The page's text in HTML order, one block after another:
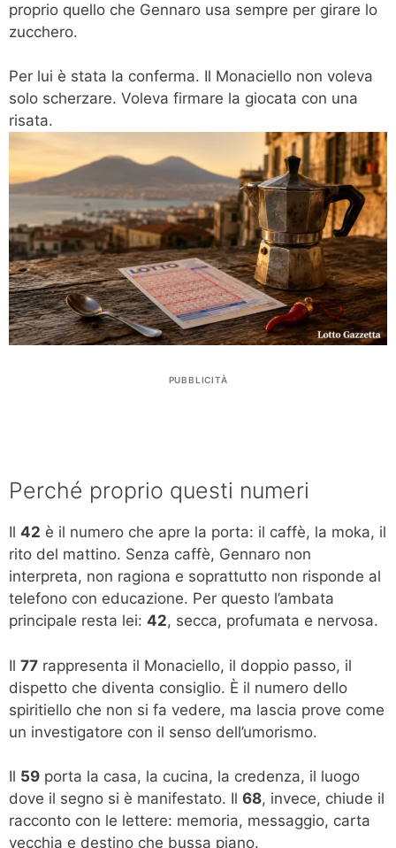
proprio quello che Gennaro usa sempre per girare lo
zucchero.
Per lui è stata la conferma. Il Monaciello non voleva
solo scherzare. Voleva firmare la giocata con una
risata.
PUBBLICITÀ
Perché proprio questi numeri
Il 42 è il numero che apre la porta: il caffè, la moka, il
rito del mattino. Senza caffè, Gennaro non
interpreta, non ragiona e soprattutto non risponde al
telefono con educazione. Per questo l’ambata
principale resta lei: 42, secca, profumata e nervosa.
Il 77 rappresenta il Monaciello, il doppio passo, il
dispetto che diventa consiglio. È il numero dello
spiritiello che non si fa vedere, ma lascia prove come
un investigatore con il senso dell’umorismo.
Il 59 porta la casa, la cucina, la credenza, il luogo
dove il segno si è manifestato. Il 68, invece, chiude il
racconto con le lettere: memoria, messaggio, carta
vecchia e destino che bussa piano.